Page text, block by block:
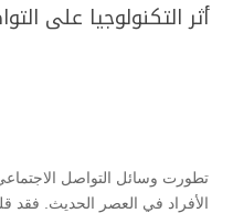
أثر التكنولوجيا على
تطورت وسائل التواصل
الأفراد في العصر الحديث. فقد